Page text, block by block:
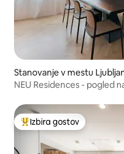
Stanovanje v mestu
NEU Residences - pogled
Najbolj priljubljena
Izbira gostov